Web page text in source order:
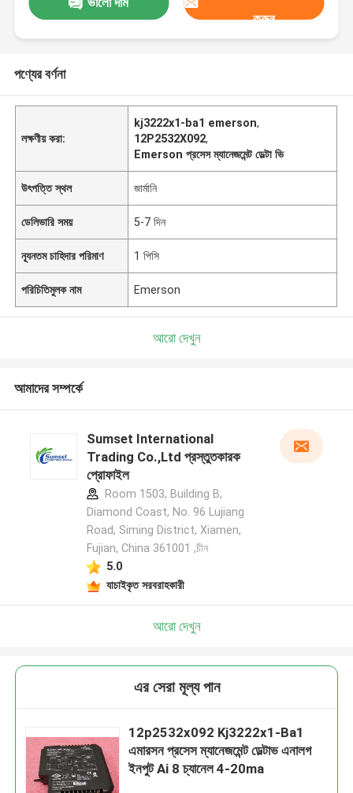
করুন
পণ্যের বর্ণনা
লক্ষণীয় করা:
kj3222x1-ba1 emerson,
12P2532X092,
Emerson প্রসেস ম্যানেজমেন্ট ডেল্টা ভি
উৎপত্তি স্থল জার্মানি
ডেলিভারি সময় 5-7 দিন
ন্যূনতম চাহিদার পরিমাণ 1 পিসি
পরিচিতিমুলক নাম Emerson
আরো দেখুন
আমাদের সম্পর্কে
Sumset International
Trading Co.,Ltd প্রস্তুতকারক
প্রোফাইল
Room 1503, Building B,
Diamond Coast, No. 96 Lujiang
Road, Siming District, Xiamen,
Fujian, China 361001 ,চীন
5.0
যাচাইকৃত সরবরাহকারী
আরো দেখুন
এর সেরা মূল্য পান
12p2532x092 Kj3222x1-Ba1
এমারসন প্রসেস ম্যানেজমেন্ট ডেল্টাভ এনালগ
ইনপুট Ai 8 চ্যানেল 4-20ma